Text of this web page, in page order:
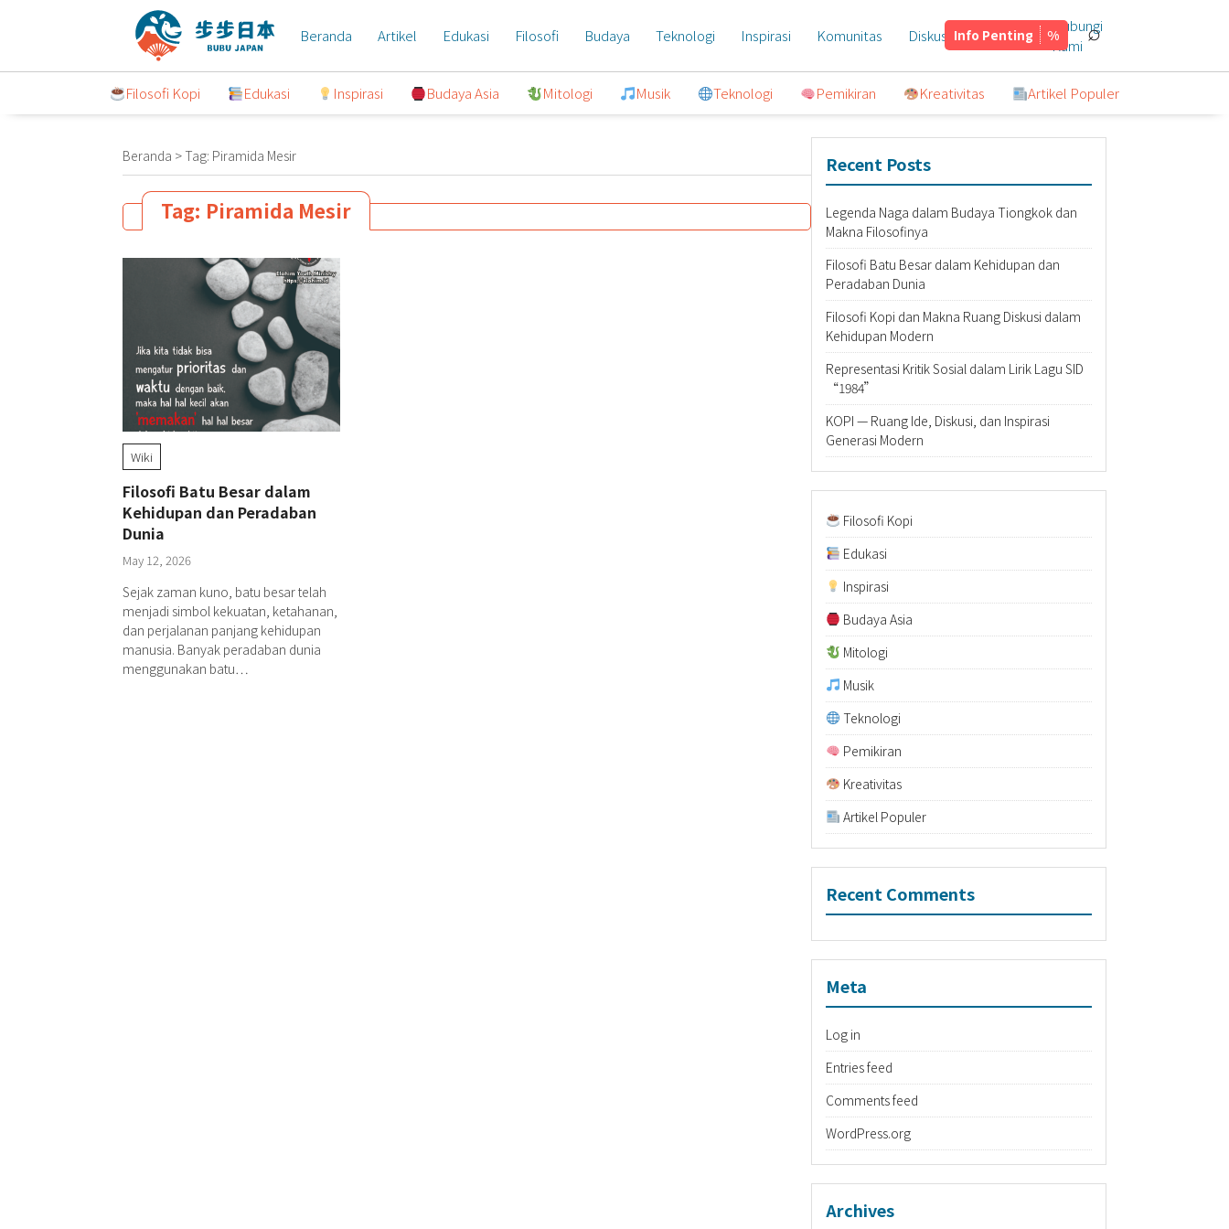
Beranda Artikel Edukasi Filosofi Budaya Teknologi Inspirasi Komunitas Diskusi Tentang
Hubungi
Kami
⌕
Info Penting
Filosofi Kopi Edukasi Inspirasi Budaya Asia Mitologi Musik Teknologi Pemikiran Kreativitas Artikel Populer
Beranda > Tag: Piramida Mesir
Tag: Piramida Mesir
Wiki
Filosofi Batu Besar dalam
Kehidupan dan Peradaban
Dunia
May 12, 2026
Sejak zaman kuno, batu besar telah
menjadi simbol kekuatan, ketahanan,
dan perjalanan panjang kehidupan
manusia. Banyak peradaban dunia
menggunakan batu…
Recent Posts
Legenda Naga dalam Budaya Tiongkok dan
Makna Filosofinya
Filosofi Batu Besar dalam Kehidupan dan
Peradaban Dunia
Filosofi Kopi dan Makna Ruang Diskusi dalam
Kehidupan Modern
Representasi Kritik Sosial dalam Lirik Lagu SID
“1984”
KOPI — Ruang Ide, Diskusi, dan Inspirasi
Generasi Modern
Filosofi Kopi
Edukasi
Inspirasi
Budaya Asia
Mitologi
Musik
Teknologi
Pemikiran
Kreativitas
Artikel Populer
Recent Comments
Meta
Log in
Entries feed
Comments feed
WordPress.org
Archives